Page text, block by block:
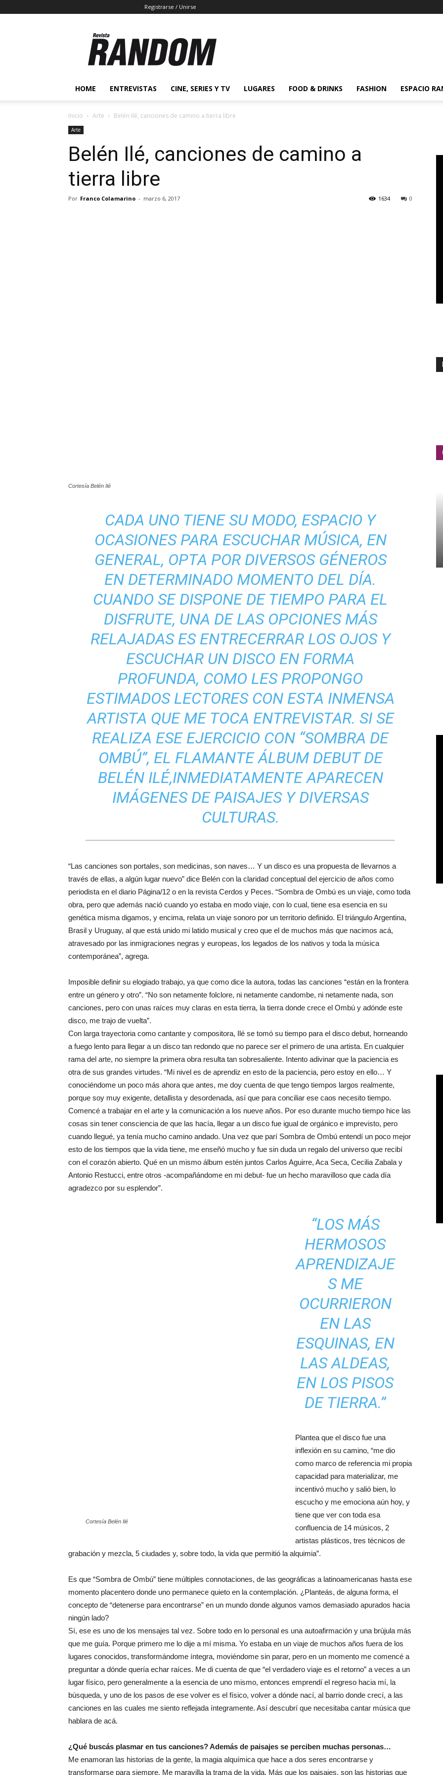
Registrarse / Unirse
Revista
Random
2.0
HOME ENTREVISTAS CINE, SERIES Y TV LUGARES FOOD & DRINKS FASHION ESPACIO
Inicio Arte Belén Ilé, canciones de camino a tierra libre
Arte
Belén Ilé, canciones de camino a
tierra libre
Por Franco Colamarino - marzo 6, 2017 0
1634
Cortesía Belén Ilé
CADA UNO TIENE SU MODO, ESPACIO Y
OCASIONES PARA ESCUCHAR MÚSICA, EN
GENERAL, OPTA POR DIVERSOS GÉNEROS
EN DETERMINADO MOMENTO DEL DÍA.
CUANDO SE DISPONE DE TIEMPO PARA EL
DISFRUTE, UNA DE LAS OPCIONES MÁS
RELAJADAS ES ENTRECERRAR LOS OJOS Y
ESCUCHAR UN DISCO EN FORMA
PROFUNDA, COMO LES PROPONGO
ESTIMADOS LECTORES CON ESTA INMENSA
ARTISTA QUE ME TOCA ENTREVISTAR. SI SE
REALIZA ESE EJERCICIO CON “SOMBRA DE
OMBÚ”, EL FLAMANTE ÁLBUM DEBUT DE
BELÉN ILÉ,INMEDIATAMENTE APARECEN
IMÁGENES DE PAISAJES Y DIVERSAS
CULTURAS.
“Las canciones son portales, son medicinas, son naves… Y un disco es una propuesta de llevarnos a
través de ellas, a algún lugar nuevo” dice Belén con la claridad conceptual del ejercicio de años como
periodista en el diario Página/12 o en la revista Cerdos y Peces. “Sombra de Ombú es un viaje, como toda
obra, pero que además nació cuando yo estaba en modo viaje, con lo cual, tiene esa esencia en su
genética misma digamos, y encima, relata un viaje sonoro por un territorio definido. El triángulo Argentina,
Brasil y Uruguay, al que está unido mi latido musical y creo que el de muchos más que nacimos acá,
atravesado por las inmigraciones negras y europeas, los legados de los nativos y toda la música
contemporánea”, agrega.
Imposible definir su elogiado trabajo, ya que como dice la autora, todas las canciones “están en la frontera
entre un género y otro”. “No son netamente folclore, ni netamente candombe, ni netamente nada, son
canciones, pero con unas raíces muy claras en esta tierra, la tierra donde crece el Ombú y adónde este
disco, me trajo de vuelta”.
Con larga trayectoria como cantante y compositora, Ilé se tomó su tiempo para el disco debut, horneando
a fuego lento para llegar a un disco tan redondo que no parece ser el primero de una artista. En cualquier
rama del arte, no siempre la primera obra resulta tan sobresaliente. Intento adivinar que la paciencia es
otra de sus grandes virtudes. “Mi nivel es de aprendiz en esto de la paciencia, pero estoy en ello… Y
conociéndome un poco más ahora que antes, me doy cuenta de que tengo tiempos largos realmente,
porque soy muy exigente, detallista y desordenada, así que para conciliar ese caos necesito tiempo.
Comencé a trabajar en el arte y la comunicación a los nueve años. Por eso durante mucho tiempo hice las
cosas sin tener consciencia de que las hacía, llegar a un disco fue igual de orgánico e imprevisto, pero
cuando llegué, ya tenía mucho camino andado. Una vez que parí Sombra de Ombú entendí un poco mejor
esto de los tiempos que la vida tiene, me enseñó mucho y fue sin duda un regalo del universo que recibí
con el corazón abierto. Qué en un mismo álbum estén juntos Carlos Aguirre, Aca Seca, Cecilia Zabala y
Antonio Restucci, entre otros -acompañándome en mi debut- fue un hecho maravilloso que cada día
agradezco por su esplendor”.
Cortesía Belén Ilé
“LOS MÁS
HERMOSOS
APRENDIZAJE
S ME
OCURRIERON
EN LAS
ESQUINAS, EN
LAS ALDEAS,
EN LOS PISOS
DE TIERRA.”
Plantea que el disco fue una
inflexión en su camino, “me dio
como marco de referencia mi propia
capacidad para materializar, me
incentivó mucho y salió bien, lo
escucho y me emociona aún hoy, y
tiene que ver con toda esa
confluencia de 14 músicos, 2
artistas plásticos, tres técnicos de
grabación y mezcla, 5 ciudades y, sobre todo, la vida que permitió la alquimia”.
Es que “Sombra de Ombú” tiene múltiples connotaciones, de las geográficas a latinoamericanas hasta ese
momento placentero donde uno permanece quieto en la contemplación. ¿Planteás, de alguna forma, el
concepto de “detenerse para encontrarse” en un mundo donde algunos vamos demasiado apurados hacia
ningún lado?
Sí, ese es uno de los mensajes tal vez. Sobre todo en lo personal es una autoafirmación y una brújula más
que me guía. Porque primero me lo dije a mí misma. Yo estaba en un viaje de muchos años fuera de los
lugares conocidos, transformándome íntegra, moviéndome sin parar, pero en un momento me comencé a
preguntar a dónde quería echar raíces. Me di cuenta de que “el verdadero viaje es el retorno” a veces a un
lugar físico, pero generalmente a la esencia de uno mismo, entonces emprendí el regreso hacia mí, la
búsqueda, y uno de los pasos de ese volver es el físico, volver a dónde nací, al barrio donde crecí, a las
canciones en las cuales me siento reflejada íntegramente. Así descubrí que necesitaba cantar música que
hablara de acá.
¿Qué buscás plasmar en tus canciones? Además de paisajes se perciben muchas personas…
Me enamoran las historias de la gente, la magia alquímica que hace a dos seres encontrarse y
transformarse para siempre. Me maravilla la trama de la vida. Más que los paisajes, son las historias que